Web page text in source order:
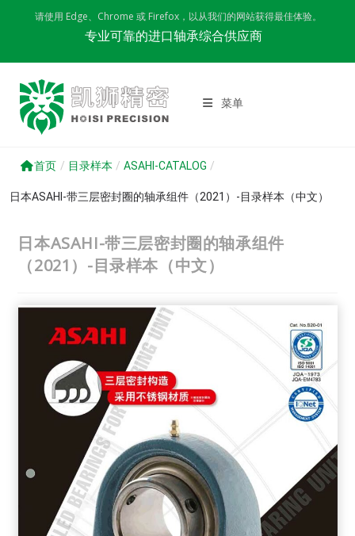
请使用 Edge、Chrome 或 Firefox，以从我们的网站获得最佳体验。
专业可靠的进口轴承综合供应商
菜单
首页 / 目录样本 / ASAHI-CATALOG /
日本ASAHI-带三层密封圈的轴承组件（2021）-目录样本（中文）
日本ASAHI-带三层密封圈的轴承组件
（2021）-目录样本（中文）